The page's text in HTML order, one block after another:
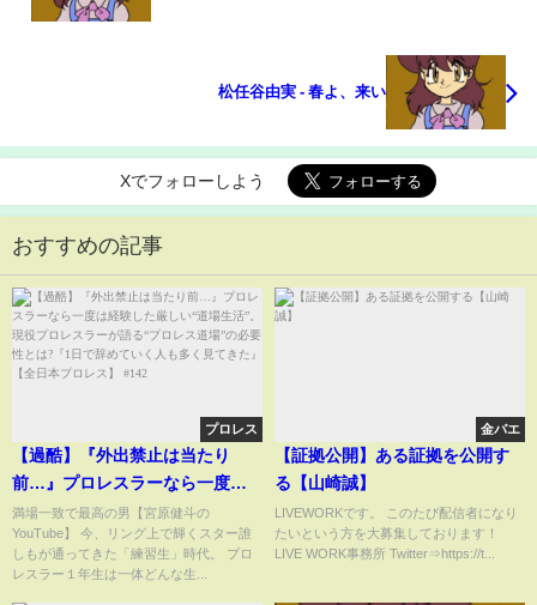
松任谷由実 - 春よ、来い
Xでフォローしよう
おすすめの記事
プロレス
【過酷】『外出禁止は当たり
前…』プロレスラーなら一度は
経験した厳しい“道場生活”。現
役プロレスラーが語る“プロレス
道場”の必要性とは?『1日で辞め
満場一致で最高の男【宮原健斗の
YouTube】 今、リング上で輝くスター誰
しもが通ってきた「練習生」時代。 プロ
レスラー１年生は一体どんな生...
金バエ
【証拠公開】ある証拠を公開す
る【山崎誠】
LIVEWORKです。 このたび配信者になり
たいという方を大募集しております！
LIVE WORK事務所 Twitter⇒https://t...